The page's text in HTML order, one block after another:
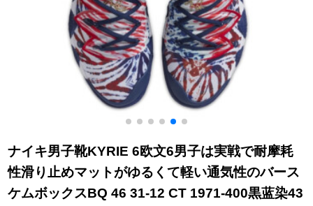
ナイキ男子靴KYRIE 6欧文6男子は実戦で耐摩耗
性滑り止めマットがゆるくて軽い通気性のバース
ケムボックスBQ 46 31-12 CT 1971-400黒蓝染43